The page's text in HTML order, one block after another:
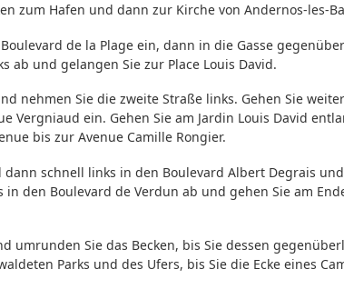
zum Hafen und dann zur Kirche von Andernos-les-
de la Plage ein, dann in die Gasse
ab und gelangen Sie zur Place Louis David.
nehmen Sie die zweite Straße links. Gehen Sie
Vergniaud ein. Gehen Sie am Jardin Louis David
bis zur Avenue Camille Rongier.
dann schnell links in den Boulevard Albert Degrais
in den Boulevard de Verdun ab und gehen Sie am
umrunden Sie das Becken, bis Sie dessen
Parks und des Ufers, bis Sie die Ecke eines